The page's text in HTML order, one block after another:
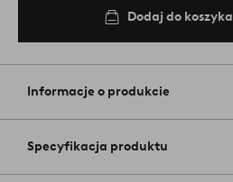
Dodaj do koszyka
Informacje o produkcie
Specyfikacja produktu